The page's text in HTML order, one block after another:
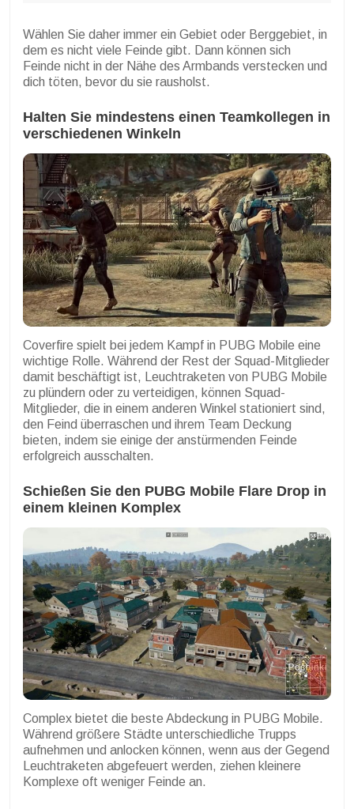
Wählen Sie daher immer ein Gebiet oder Berggebiet, in
dem es nicht viele Feinde gibt. Dann können sich
Feinde nicht in der Nähe des Armbands verstecken und
dich töten, bevor du sie rausholst.
Halten Sie mindestens einen Teamkollegen in
verschiedenen Winkeln
Coverfire spielt bei jedem Kampf in PUBG Mobile eine
wichtige Rolle. Während der Rest der Squad-Mitglieder
damit beschäftigt ist, Leuchtraketen von PUBG Mobile
zu plündern oder zu verteidigen, können Squad-
Mitglieder, die in einem anderen Winkel stationiert sind,
den Feind überraschen und ihrem Team Deckung
bieten, indem sie einige der anstürmenden Feinde
erfolgreich ausschalten.
Schießen Sie den PUBG Mobile Flare Drop in
einem kleinen Komplex
Complex bietet die beste Abdeckung in PUBG Mobile.
Während größere Städte unterschiedliche Trupps
aufnehmen und anlocken können, wenn aus der Gegend
Leuchtraketen abgefeuert werden, ziehen kleinere
Komplexe oft weniger Feinde an.